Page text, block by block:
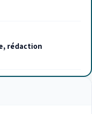
rédaction